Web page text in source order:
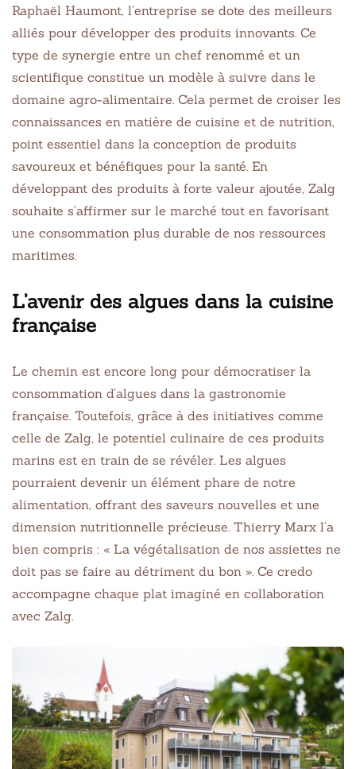
Raphaël Haumont, l’entreprise se dote des meilleurs
alliés pour développer des produits innovants. Ce
type de synergie entre un chef renommé et un
scientifique constitue un modèle à suivre dans le
domaine agro-alimentaire. Cela permet de croiser les
connaissances en matière de cuisine et de nutrition,
point essentiel dans la conception de produits
savoureux et bénéfiques pour la santé. En
développant des produits à forte valeur ajoutée, Zalg
souhaite s’affirmer sur le marché tout en favorisant
une consommation plus durable de nos ressources
maritimes.
L’avenir des algues dans la cuisine
française
Le chemin est encore long pour démocratiser la
consommation d’algues dans la gastronomie
française. Toutefois, grâce à des initiatives comme
celle de Zalg, le potentiel culinaire de ces produits
marins est en train de se révéler. Les algues
pourraient devenir un élément phare de notre
alimentation, offrant des saveurs nouvelles et une
dimension nutritionnelle précieuse. Thierry Marx l’a
bien compris : « La végétalisation de nos assiettes ne
doit pas se faire au détriment du bon ». Ce credo
accompagne chaque plat imaginé en collaboration
avec Zalg.